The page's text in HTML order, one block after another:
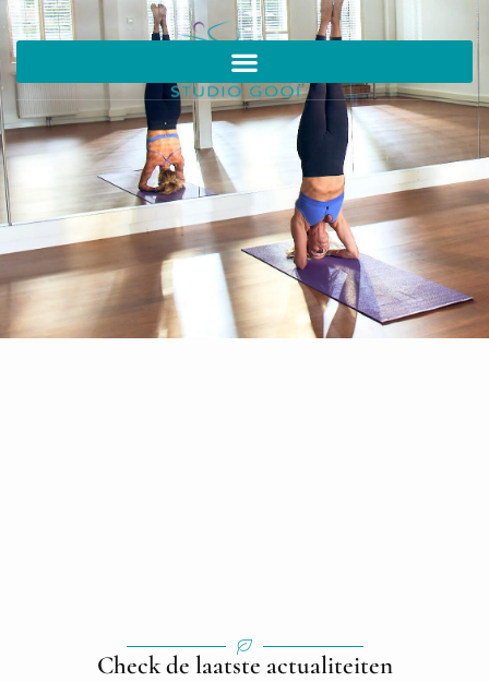
Check de laatste actualiteiten